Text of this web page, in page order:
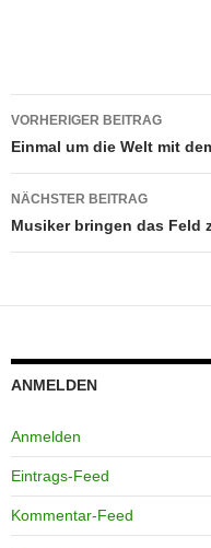
VORHERIGER BEITRAG
Einmal um die Welt mit
NÄCHSTER BEITRAG
Musiker bringen das Feld
ANMELDEN
Anmelden
Eintrags-Feed
Kommentar-Feed